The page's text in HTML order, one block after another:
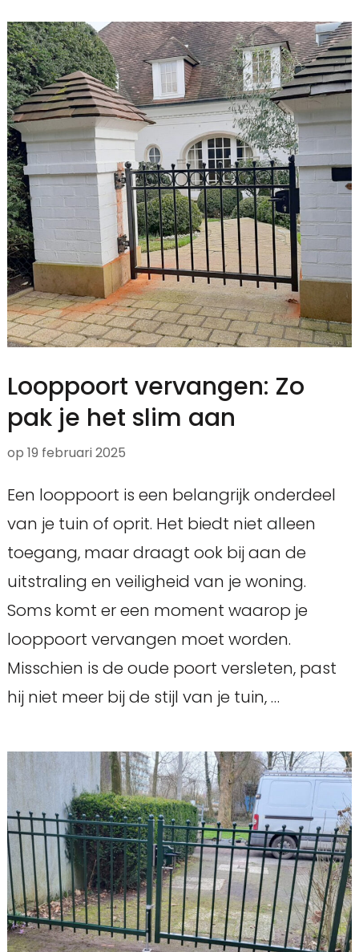
Looppoort vervangen: Zo
pak je het slim aan
op 19 februari 2025
Een looppoort is een belangrijk onderdeel
van je tuin of oprit. Het biedt niet alleen
toegang, maar draagt ook bij aan de
uitstraling en veiligheid van je woning.
Soms komt er een moment waarop je
looppoort vervangen moet worden.
Misschien is de oude poort versleten, past
hij niet meer bij de stijl van je tuin, …